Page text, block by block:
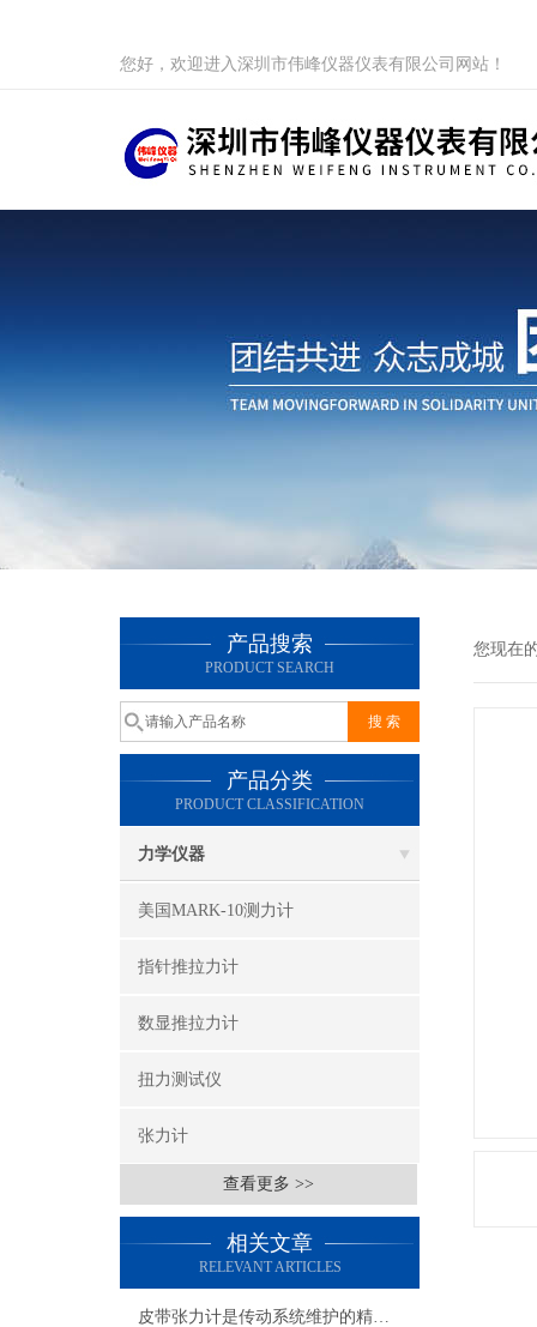
您好，欢迎进入深圳市伟峰仪器仪表有限公司网站！
产品搜索
PRODUCT SEARCH
产品分类
PRODUCT CLASSIFICATION
力学仪器
美国MARK-10测力计
指针推拉力计
数显推拉力计
扭力测试仪
张力计
查看更多 >>
相关文章
RELEVANT ARTICLES
皮带张力计是传动系统维护的精密助手
您现在